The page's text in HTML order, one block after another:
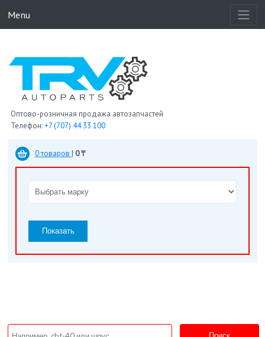
Menu
Оптово-розничная продажа автозапчастей
Телефон:+7 (707) 44 33 100
0 товаров | 0 ₸
Показать